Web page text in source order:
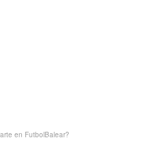
en FutbolBalear?